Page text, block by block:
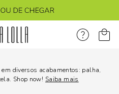
diversos acabamentos: palha,
Shop now! Saiba mais